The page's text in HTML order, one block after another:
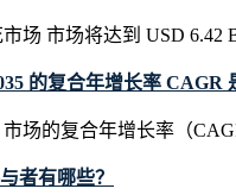
场 市场将达到 USD 6.42
的复合年增长率 CAGR
场的复合年增长率（
者有哪些？